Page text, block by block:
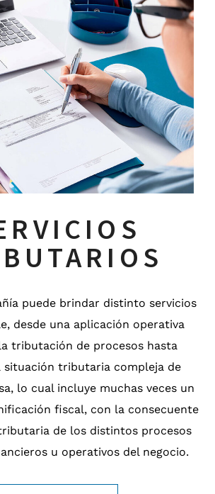
puede brindar distinto servicios
desde una aplicación operativa
tributación de procesos hasta
situación tributaria compleja de
lo cual incluye muchas veces un
fiscal, con la consecuente
de los distintos procesos
u operativos del negocio.